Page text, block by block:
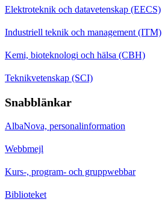
Elektroteknik och datavetenskap (EECS)
Industriell teknik och management (ITM)
Kemi, bioteknologi och hälsa (CBH)
Teknikvetenskap (SCI)
Snabblänkar
AlbaNova, personalinformation
Webbmejl
Kurs-, program- och gruppwebbar
Biblioteket